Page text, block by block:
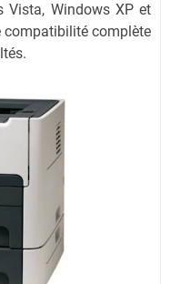
Vista, Windows XP et
compatibilité complète